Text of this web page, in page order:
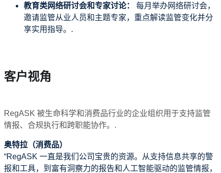
教育类网络研讨会和专家讨论： 每月举办网络研讨会，
邀请监管从业人员和主题专家，重点解读监管变化并分
享实用指导。.
客户视角
RegASK 被生命科学和消费品行业的企业组织用于支持监管
情报、合规执行和跨职能协作。.
奥特拉（消费品）
“RegASK 一直是我们公司宝贵的资源。从支持信息共享的警
报和工具，到富有洞察力的报告和人工智能驱动的监管情报，